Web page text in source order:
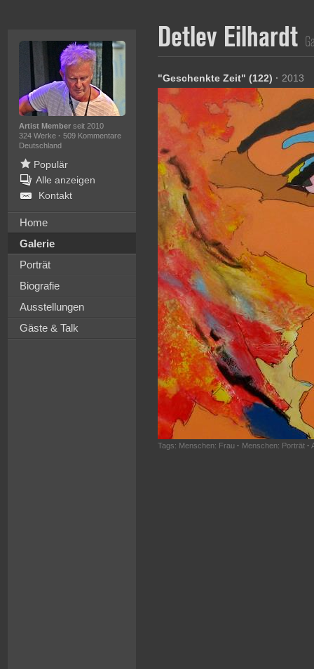
Artist Memberseit 2010
324 Werke · 509 Kommentare
Deutschland
Populär
Alle anzeigen
Kontakt
Home
Galerie
Porträt
Biografie
Ausstellungen
Gäste & Talk
Detlev Eilhardt
"Geschenkte Zeit" (122) · 2013
Tags: Menschen: Frau · Menschen: Porträt ·